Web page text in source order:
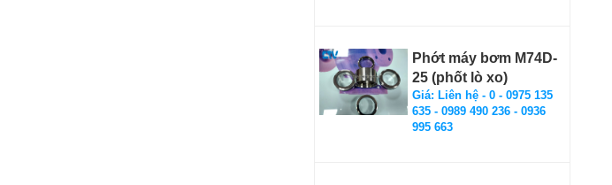
Phớt máy bơm M74D-
25 (phốt lò xo)
Giá: Liên hệ - 0 - 0975 135
635 - 0989 490 236 - 0936
995 663